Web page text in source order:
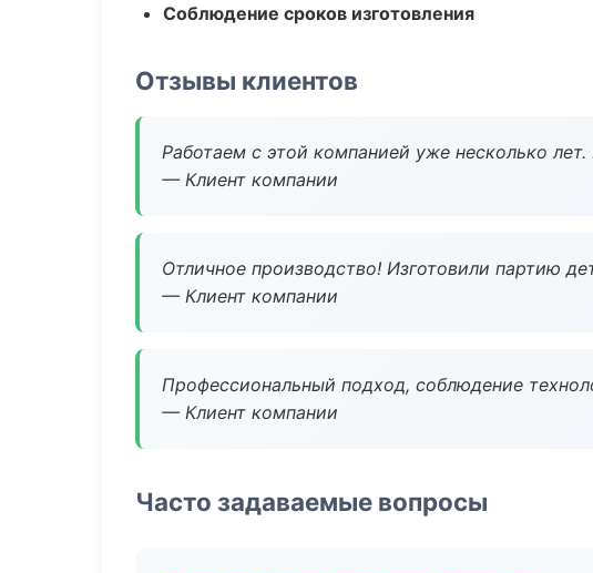
Соблюдение сроков изготовления
Отзывы клиентов
Работаем с этой компанией уже несколько лет.
— Клиент компании
Отличное производство! Изготовили партию
— Клиент компании
Профессиональный подход, соблюдение
— Клиент компании
Часто задаваемые вопросы